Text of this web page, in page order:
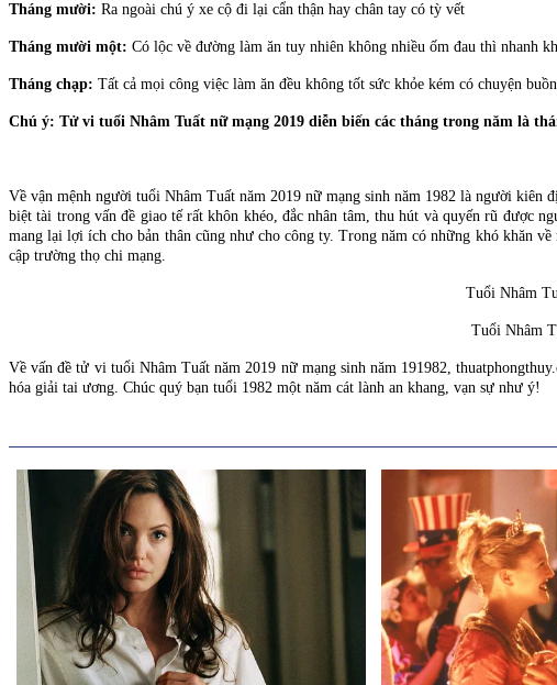
Tháng mười: Ra ngoài chú ý xe cộ đi lại cẩn thận hay chân tay có tỳ vết
Tháng mười một: Có lộc về đường làm ăn tuy nhiên không nhiều ốm đau thì nhanh
Tháng chạp: Tất cả mọi công việc làm ăn đều không tốt sức khỏe kém có chuyện buồn
Chú ý: Tử vi tuổi Nhâm Tuất nữ mạng 2019 diễn biến các tháng trong năm là
Về vận mệnh người tuổi Nhâm Tuất năm 2019 nữ mạng sinh năm 1982 là người
biệt tài trong vấn đề giao tế rất khôn khéo, đắc nhân tâm, thu hút và quyến rũ được
mang lại lợi ích cho bản thân cũng như cho công ty. Trong năm có những khó khăn
cập trường thọ chi mạng.
Tuổi Nhâm
Tuổi Nhâm
Về vấn đề tử vi tuổi Nhâm Tuất năm 2019 nữ mạng sinh năm 191982,
hóa giải tai ương. Chúc quý bạn tuổi 1982 một năm cát lành an khang, vạn sự như ý!